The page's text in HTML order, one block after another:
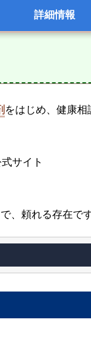
詳細情報
をはじめ、健康
サイト
、頼れる存在です